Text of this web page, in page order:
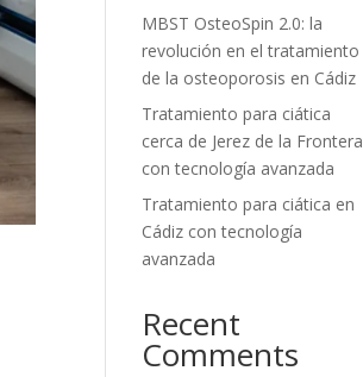
MBST OsteoSpin 2.0: la
revolución en el tratamiento
de la osteoporosis en Cádiz
Tratamiento para ciática
cerca de Jerez de la Frontera
con tecnología avanzada
Tratamiento para ciática en
Cádiz con tecnología
avanzada
Recent
Comments